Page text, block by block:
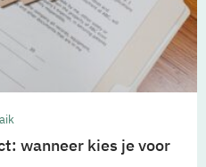
wanneer kies je voor